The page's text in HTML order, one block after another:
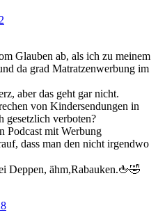
Glauben ab, als ich zu meinem
da grad Matratzenwerbung im
aber das geht gar nicht.
von Kindersendungen in
gesetzlich verboten?
Podcast mit Werbung
dass man den nicht irgendwo
Deppen, ähm,Rabauken.🖕🤣